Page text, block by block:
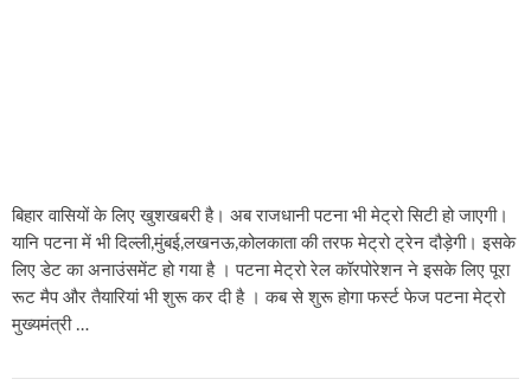
बिहार वासियों के लिए खुशखबरी है। अब राजधानी पटना भी मेट्रो सिटी हो जाएगी।
यानि पटना में भी दिल्ली,मुंबई,लखनऊ,कोलकाता की तरफ मेट्रो ट्रेन दौड़ेगी। इसके
लिए डेट का अनाउंसमेंट हो गया है । पटना मेट्रो रेल कॉरपोरेशन ने इसके लिए पूरा
रूट मैप और तैयारियां भी शुरू कर दी है । कब से शुरू होगा फर्स्ट फेज पटना मेट्रो
मुख्यमंत्री …